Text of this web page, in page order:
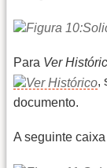
Para Ver
,
documento.
A seguinte